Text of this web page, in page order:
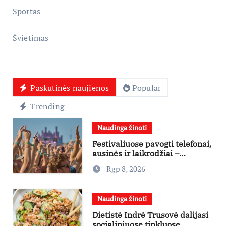
Sportas
Švietimas
Paskutinės naujienos
Popular
Trending
Naudinga žinoti
Festivaliuose pavogti telefonai,
ausinės ir laikrodžiai –
ekspertai primena apie
didžiausias finansines rizikas
Rgp 8, 2026
Naudinga žinoti
Dietistė Indrė Trusovė dalijasi